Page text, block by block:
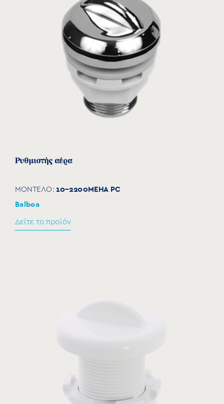
Ρυθμιστής αέρα
ΜΟΝΤΕΛΟ: 10-2200MEHA PC
Balboa
Δείτε το προϊόν